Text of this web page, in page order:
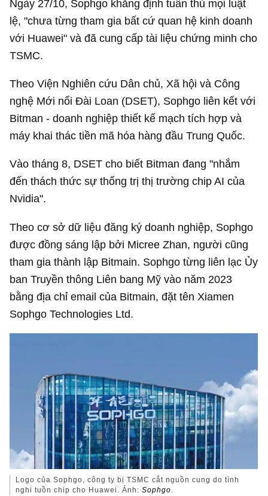
Ngày 27/10, Sophgo khẳng định tuân thủ mọi luật
lệ, "chưa từng tham gia bất cứ quan hệ kinh doanh
với Huawei" và đã cung cấp tài liệu chứng minh cho
TSMC.
Theo Viện Nghiên cứu Dân chủ, Xã hội và Công
nghệ Mới nổi Đài Loan (DSET), Sophgo liên kết với
Bitman - doanh nghiệp thiết kế mạch tích hợp và
máy khai thác tiền mã hóa hàng đầu Trung Quốc.
Vào tháng 8, DSET cho biết Bitman đang "nhắm
đến thách thức sự thống trị thị trường chip AI của
Nvidia".
Theo cơ sở dữ liệu đăng ký doanh nghiệp, Sophgo
được đồng sáng lập bởi Micree Zhan, người cũng
tham gia thành lập Bitmain. Sophgo từng liên lạc Ủy
ban Truyền thông Liên bang Mỹ vào năm 2023
bằng địa chỉ email của Bitmain, đặt tên Xiamen
Sophgo Technologies Ltd.
Logo của Sophgo, công ty bị TSMC cắt nguồn cung do tình
nghi tuồn chip cho Huawei. Ảnh:Sophgo.